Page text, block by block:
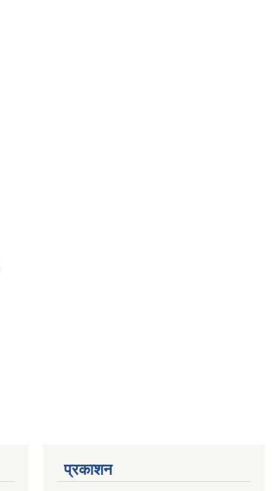
प्रकाशन